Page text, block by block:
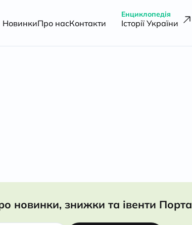
НовинкиПро насКонтакти
Енциклопедія
Історії України
новинки, знижки та івенти